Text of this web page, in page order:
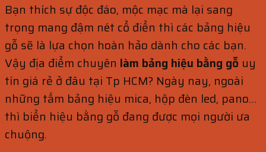
Bạn thích sự độc đáo, mộc mạc mà lại sang
trọng mang đậm nét cổ điển thì các bảng hiệu
gỗ sẽ là lựa chọn hoàn hảo dành cho các bạn.
Vậy địa điểm chuyên làm bảng hiệu bằng gỗ uy
tín giá rẻ ở đâu tại Tp HCM? Ngày nay, ngoài
những tấm bảng hiệu mica, hộp đèn led, pano…
thì biển hiệu bằng gỗ đang được mọi người ưa
chuộng.